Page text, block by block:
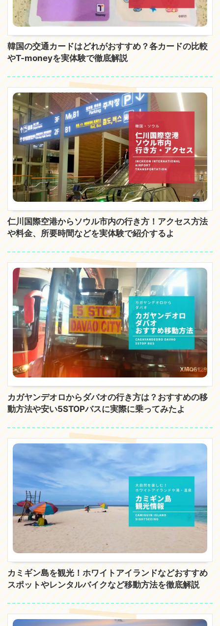
韓国の交通カードはどれがおすすめ？各カードの比較
やT-moneyを実体験で徹底解説
仁川国際空港からソウル市内の行き方！アクセス方法
や料金、所要時間などを実体験で紹介するよ
カガヤンデオロからダバオの行き方は？おすすめの移
動方法や安い5STOPバスに実際に乗ってみたよ
カミギン島を観光！ホワイトアイランドなどおすすめ
スポットやレンタルバイクなど移動方法を徹底解説